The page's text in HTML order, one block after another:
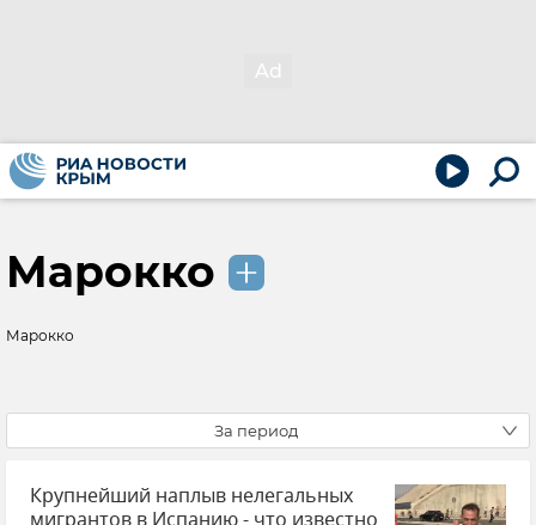
Марокко
Марокко
За период
Крупнейший наплыв нелегальных